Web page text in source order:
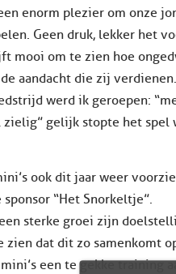
enorm plezier om onze
Geen druk, lekker het
mooi om te zien hoe
aandacht die zij
werd ik geroepen:
gelijk stopte het
ook dit jaar weer
“Het Snorkeltje”.
sterke groei zijn
zien dat dit zo samenkomt
een te gekke training